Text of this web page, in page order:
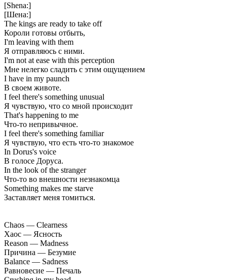
[Shena:]
[Шена:]
The kings are ready to take off
Короли готовы отбыть,
I'm leaving with them
Я отправляюсь с ними.
I'm not at ease with this perception
Мне нелегко сладить с этим ощущением
I have in my paunch
В своем животе.
I feel there's something unusual
Я чувствую, что со мной происходит
That's happening to me
Что-то непривычное.
I feel there's something familiar
Я чувствую, что есть что-то знакомое
In Dorus's voice
В голосе Доруса.
In the look of the stranger
Что-то во внешности незнакомца
Something makes me starve
Заставляет меня томиться.
Chaos — Clearness
Хаос — Ясность
Reason — Madness
Причина — Безумие
Balance — Sadness
Равновесие — Печаль